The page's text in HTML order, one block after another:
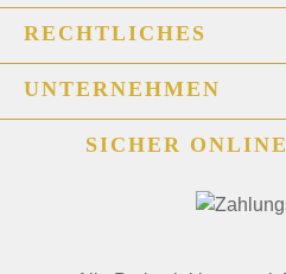
RECHTLICHES
UNTERNEHMEN
SICHER